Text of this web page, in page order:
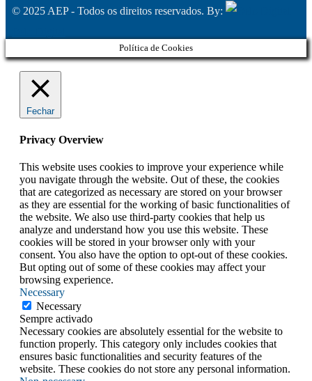
© 2025 AEP - Todos os direitos reservados. By:
Política de Cookies
Fechar
Privacy Overview
This website uses cookies to improve your experience while
you navigate through the website. Out of these, the cookies
that are categorized as necessary are stored on your browser
as they are essential for the working of basic functionalities of
the website. We also use third-party cookies that help us
analyze and understand how you use this website. These
cookies will be stored in your browser only with your
consent. You also have the option to opt-out of these cookies.
But opting out of some of these cookies may affect your
browsing experience.
Necessary
Necessary
Sempre activado
Necessary cookies are absolutely essential for the website to
function properly. This category only includes cookies that
ensures basic functionalities and security features of the
website. These cookies do not store any personal information.